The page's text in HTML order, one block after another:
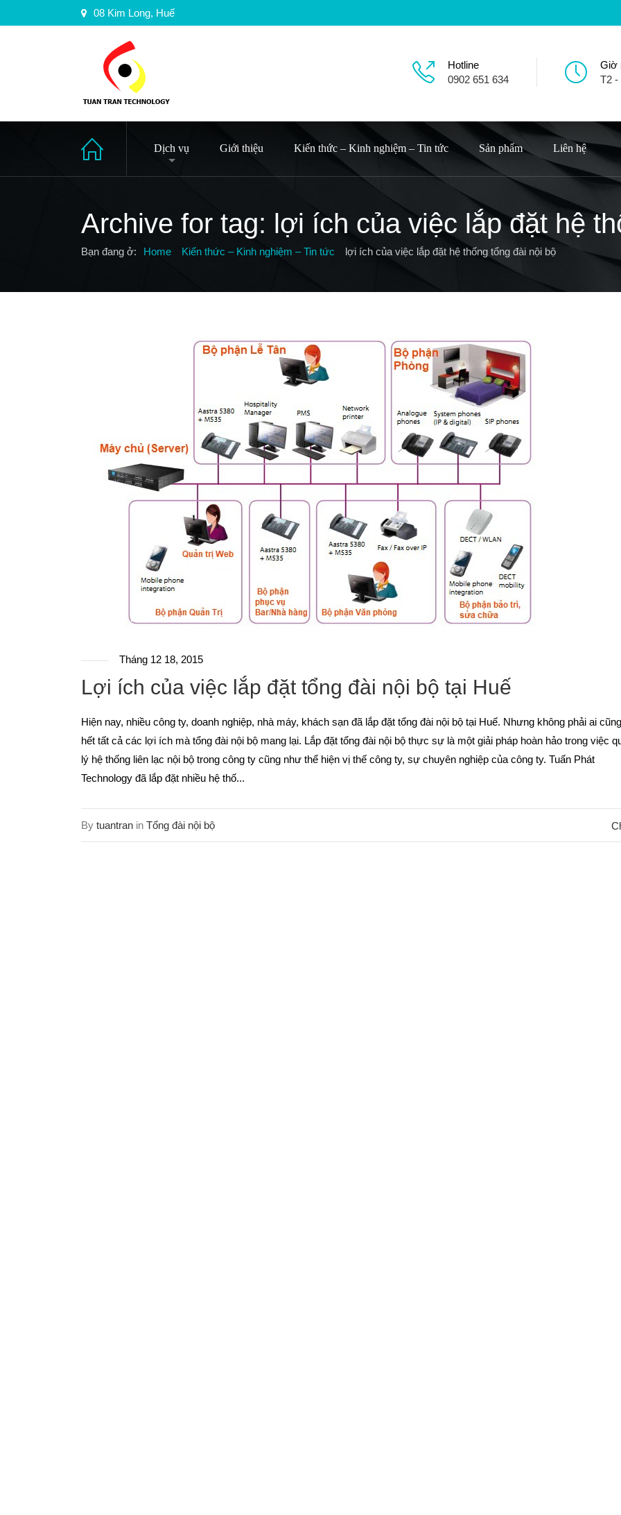
08 Kim Long, Huế
Hotline
0902 651 634
Giờ
T2 -
Dịch vụ Giới thiệu Kiến thức – Kinh nghiệm – Tin tức Sản phẩm Liên hệ
Archive for tag: lợi ích của việc lắp đặt hệ
Bạn đang ở: Home Kiến thức – Kinh nghiệm – Tin tức lợi ích của việc lắp đặt hệ thống tổng đài nội bộ
Tháng 12 18, 2015
Lợi ích của việc lắp đặt tổng đài nội bộ tại Huế
Hiện nay, nhiều công ty, doanh nghiệp, nhà máy, khách sạn đã lắp đặt tổng đài nội bộ tại Huế. Nhưng không phải ai
hết tất cả các lợi ích mà tổng đài nội bộ mang lại. Lắp đặt tổng đài nội bộ thực sự là một giải pháp hoàn hảo trong việc
lý hệ thống liên lạc nội bộ trong công ty cũng như thể hiện vị thế công ty, sự chuyên nghiệp của công ty. Tuấn Phát
Technology đã lắp đặt nhiều hệ thố...
By tuantran in Tổng đài nội bộ